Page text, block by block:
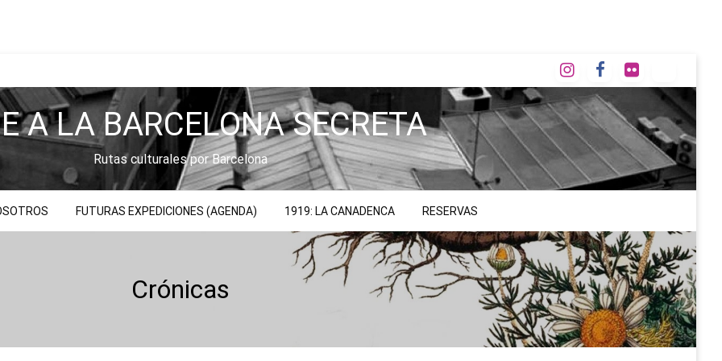
A LA BARCELONA SECRETA
Rutas culturales por Barcelona
FUTURAS EXPEDICIONES (AGENDA) 1919: LA CANADENCA RESERVAS
Crónicas